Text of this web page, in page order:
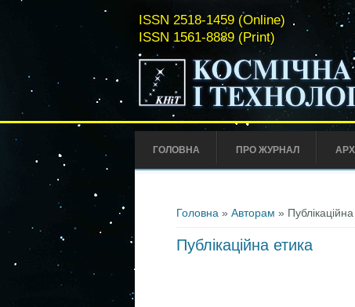
ISSN 2518-1459 (Online)
ISSN 1561-8889 (Print)
ГОЛОВНА ПРО ЖУРНАЛ
Головна» Авторам »
Публікаційна етика